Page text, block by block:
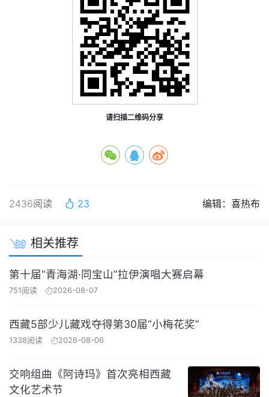
请扫描二维码分享
2436阅读 23 编辑：喜热布
相关推荐
第十届“青海湖·同宝山”拉伊演唱大赛启幕
751阅读 2026-08-07
西藏5部少儿藏戏夺得第30届“小梅花奖”
1338阅读 2026-08-06
交响组曲《阿诗玛》首次亮相西藏
文化艺术节